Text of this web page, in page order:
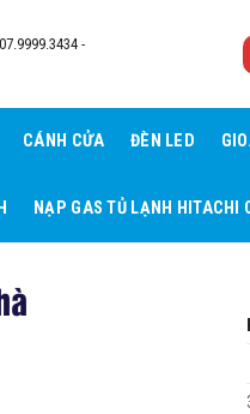
-
CÁNH CỬA ĐÈN LED
NẠP GAS TỦ LẠNH HITACHI